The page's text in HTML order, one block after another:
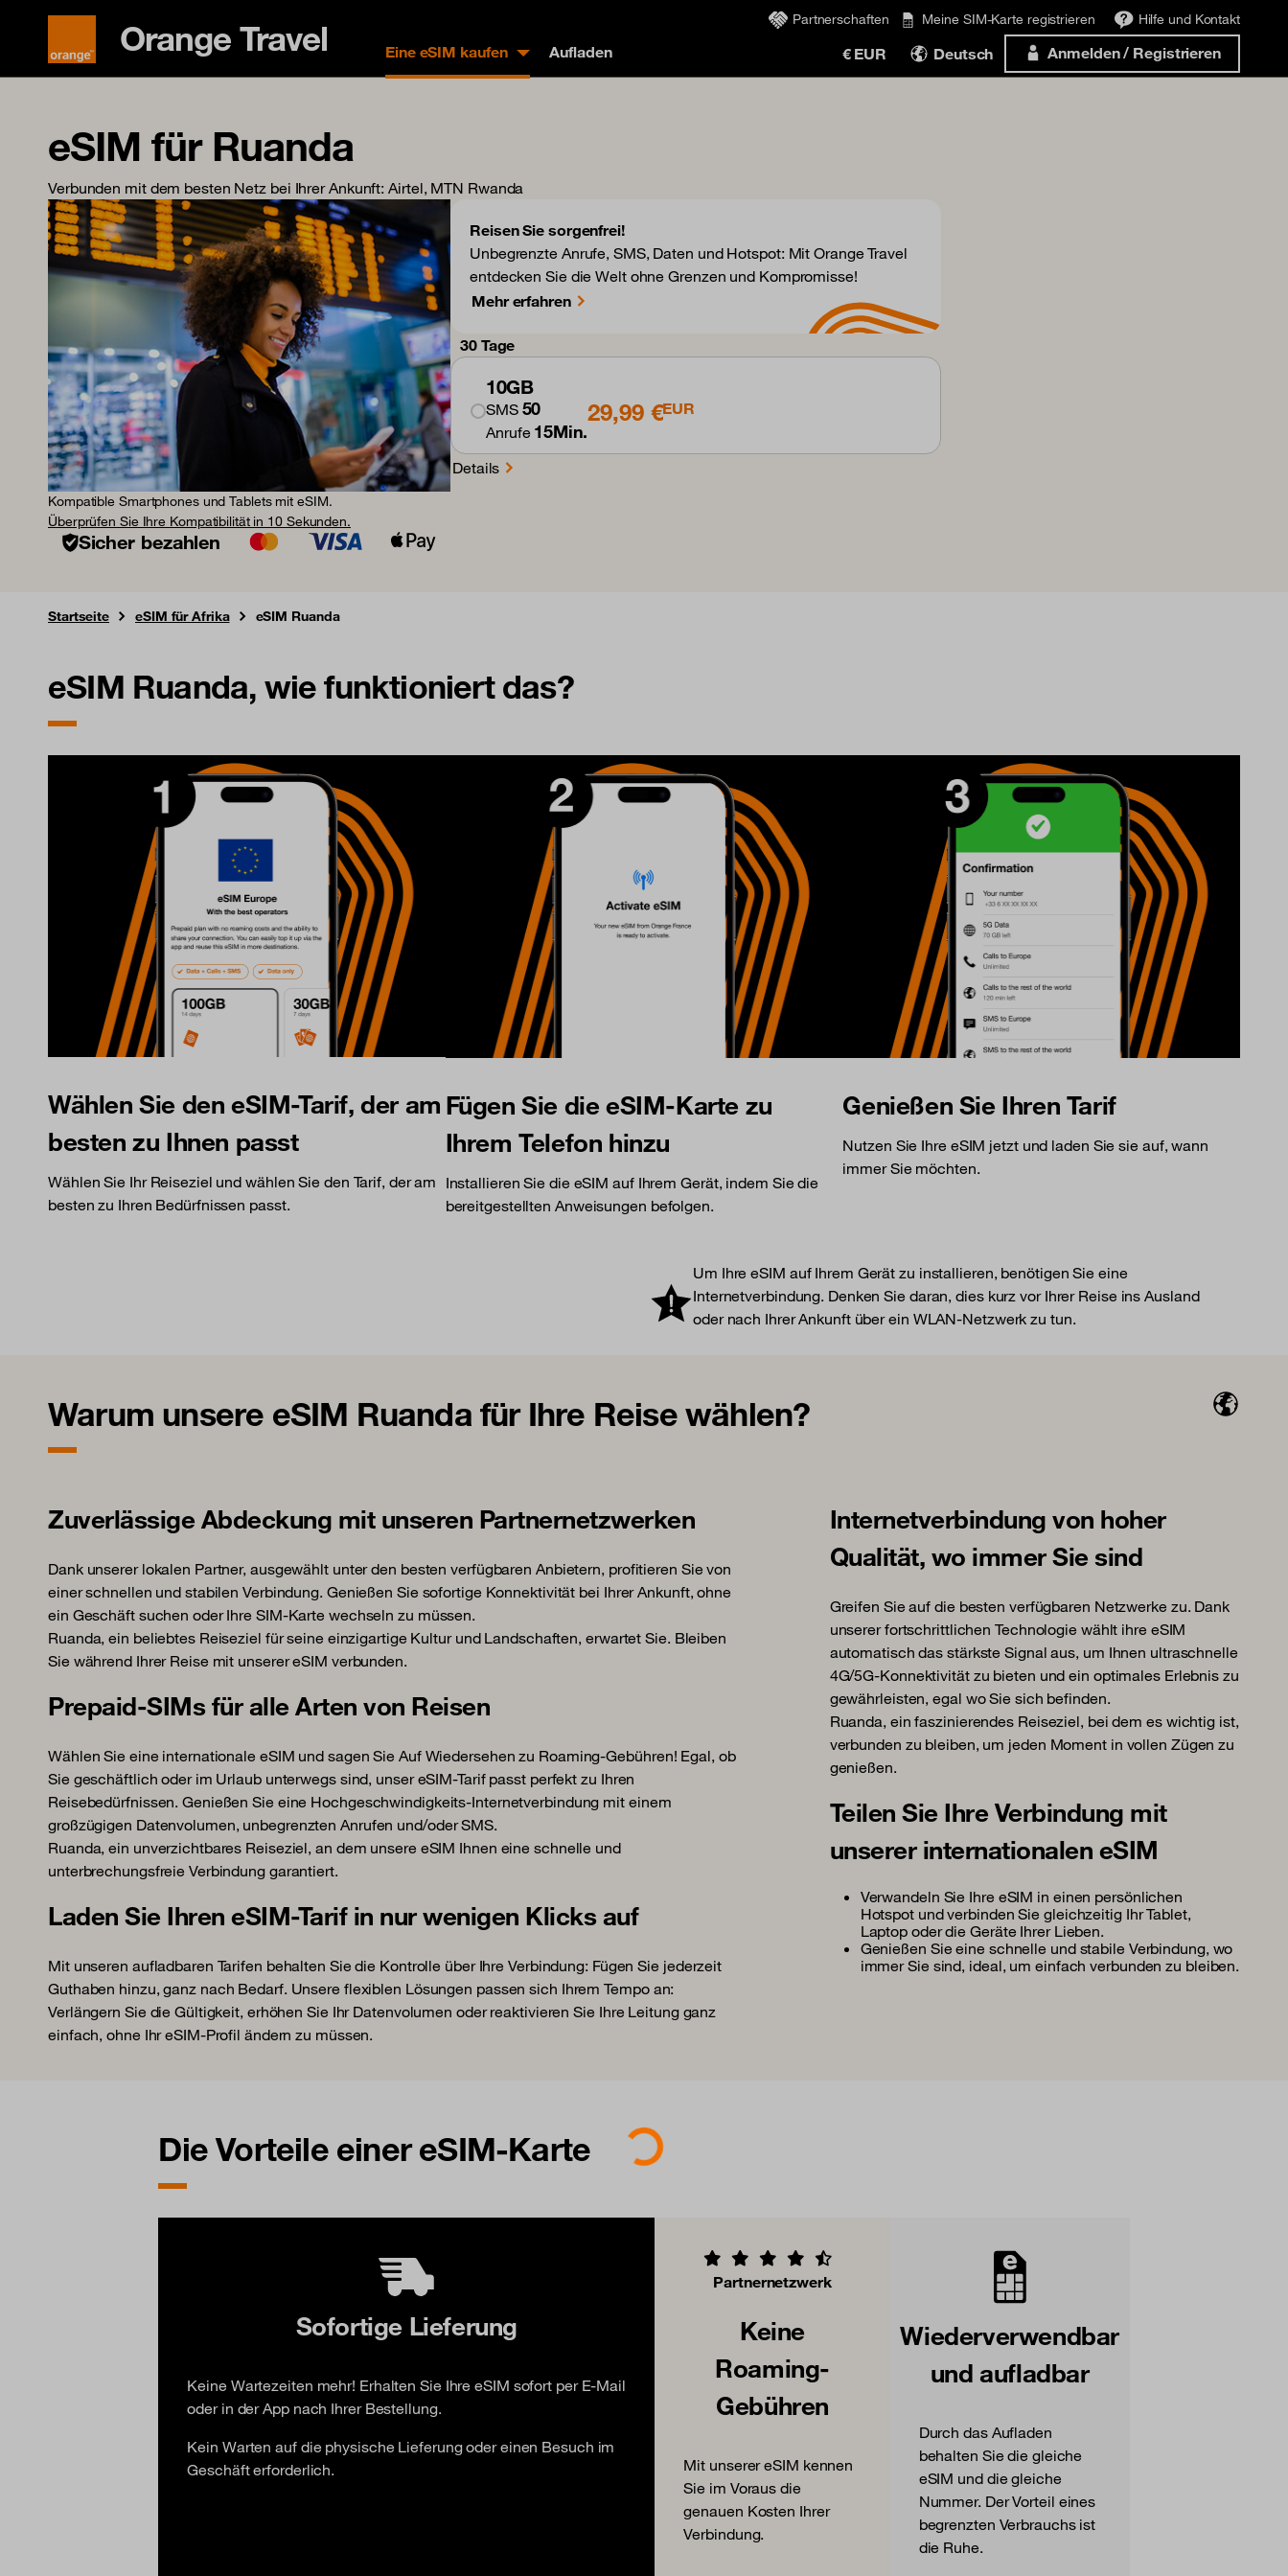
Orange Travel Eine eSIM kaufen Aufladen
Partnerschaften Meine SIM-Karte registrieren Hilfe und Kontakt
€ EUR Deutsch Anmelden / Registrieren
eSIM für Ruanda
Verbunden mit dem besten Netz bei Ihrer Ankunft: Airtel, MTN Rwanda
Kompatible Smartphones und Tablets mit eSIM.
Überprüfen Sie Ihre Kompatibilität in 10 Sekunden.
Sicher bezahlen
Reisen Sie sorgenfrei!
Unbegrenzte Anrufe, SMS, Daten und Hotspot: Mit Orange Travel
entdecken Sie die Welt ohne Grenzen und Kompromisse!
Mehr erfahren
30 Tage
10GB
SMS 50
Anrufe 15Min.
29,99 €EUR
Details
Startseite eSIM für Afrika eSIM Ruanda
eSIM Ruanda, wie funktioniert das?
Wählen Sie den eSIM-Tarif, der am
besten zu Ihnen passt
Wählen Sie Ihr Reiseziel und wählen Sie den Tarif, der am
besten zu Ihren Bedürfnissen passt.
Fügen Sie die eSIM-Karte zu
Ihrem Telefon hinzu
Installieren Sie die eSIM auf Ihrem Gerät, indem Sie die
bereitgestellten Anweisungen befolgen.
Genießen Sie Ihren Tarif
Nutzen Sie Ihre eSIM jetzt und laden Sie sie auf, wann
immer Sie möchten.
Um Ihre eSIM auf Ihrem Gerät zu installieren, benötigen Sie eine
Internetverbindung. Denken Sie daran, dies kurz vor Ihrer Reise ins Ausland
oder nach Ihrer Ankunft über ein WLAN-Netzwerk zu tun.
Warum unsere eSIM Ruanda für Ihre Reise wählen?
Zuverlässige Abdeckung mit unseren Partnernetzwerken
Dank unserer lokalen Partner, ausgewählt unter den besten verfügbaren Anbietern, profitieren Sie von
einer schnellen und stabilen Verbindung. Genießen Sie sofortige Konnektivität bei Ihrer Ankunft, ohne
ein Geschäft suchen oder Ihre SIM-Karte wechseln zu müssen.
Ruanda, ein beliebtes Reiseziel für seine einzigartige Kultur und Landschaften, erwartet Sie. Bleiben
Sie während Ihrer Reise mit unserer eSIM verbunden.
Prepaid-SIMs für alle Arten von Reisen
Wählen Sie eine internationale eSIM und sagen Sie Auf Wiedersehen zu Roaming-Gebühren! Egal, ob
Sie geschäftlich oder im Urlaub unterwegs sind, unser eSIM-Tarif passt perfekt zu Ihren
Reisebedürfnissen. Genießen Sie eine Hochgeschwindigkeits-Internetverbindung mit einem
großzügigen Datenvolumen, unbegrenzten Anrufen und/oder SMS.
Ruanda, ein unverzichtbares Reiseziel, an dem unsere eSIM Ihnen eine schnelle und
unterbrechungsfreie Verbindung garantiert.
Laden Sie Ihren eSIM-Tarif in nur wenigen Klicks auf
Mit unseren aufladbaren Tarifen behalten Sie die Kontrolle über Ihre Verbindung: Fügen Sie jederzeit
Guthaben hinzu, ganz nach Bedarf. Unsere flexiblen Lösungen passen sich Ihrem Tempo an:
Verlängern Sie die Gültigkeit, erhöhen Sie Ihr Datenvolumen oder reaktivieren Sie Ihre Leitung ganz
einfach, ohne Ihr eSIM-Profil ändern zu müssen.
Internetverbindung von hoher
Qualität, wo immer Sie sind
Greifen Sie auf die besten verfügbaren Netzwerke zu. Dank
unserer fortschrittlichen Technologie wählt ihre eSIM
automatisch das stärkste Signal aus, um Ihnen ultraschnelle
4G/5G-Konnektivität zu bieten und ein optimales Erlebnis zu
gewährleisten, egal wo Sie sich befinden.
Ruanda, ein faszinierendes Reiseziel, bei dem es wichtig ist,
verbunden zu bleiben, um jeden Moment in vollen Zügen zu
genießen.
Teilen Sie Ihre Verbindung mit
unserer internationalen eSIM
Verwandeln Sie Ihre eSIM in einen persönlichen
Hotspot und verbinden Sie gleichzeitig Ihr Tablet,
Laptop oder die Geräte Ihrer Lieben.
Genießen Sie eine schnelle und stabile Verbindung, wo
immer Sie sind, ideal, um einfach verbunden zu bleiben.
Die Vorteile einer eSIM-Karte
Sofortige Lieferung
Keine Wartezeiten mehr! Erhalten Sie Ihre eSIM sofort per E-Mail
oder in der App nach Ihrer Bestellung.
Kein Warten auf die physische Lieferung oder einen Besuch im
Geschäft erforderlich.
Partnernetzwerk
Keine
Roaming-
Gebühren
Mit unserer eSIM kennen
Sie im Voraus die
genauen Kosten Ihrer
Verbindung.
Wiederverwendbar
und aufladbar
Durch das Aufladen
behalten Sie die gleiche
eSIM und die gleiche
Nummer. Der Vorteil eines
begrenzten Verbrauchs ist
die Ruhe.
Loading...